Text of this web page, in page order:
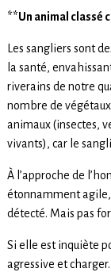
**Un animal classé
Les sangliers sont
la santé,
riverains de notre
nombre de
animaux (insectes,
vivants), car le
À l’approche de
étonnamment
détecté. Mais pas
Si elle est inquiète
agressive et